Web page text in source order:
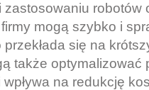
zastosowaniu robotów
mogą szybko i
się na
także optymalizować
na redukcję